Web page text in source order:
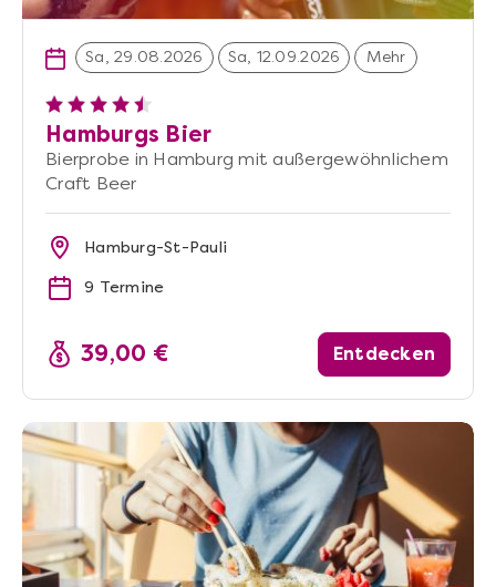
Sa, 29.08.2026 Sa, 12.09.2026 Mehr
Hamburgs Bier
Bierprobe in Hamburg mit außergewöhnlichem
Craft Beer
Hamburg-St-Pauli
9 Termine
39,00 € Entdecken